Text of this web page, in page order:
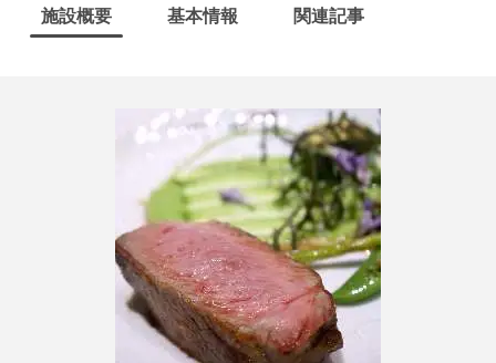
施設概要 基本情報 関連記事